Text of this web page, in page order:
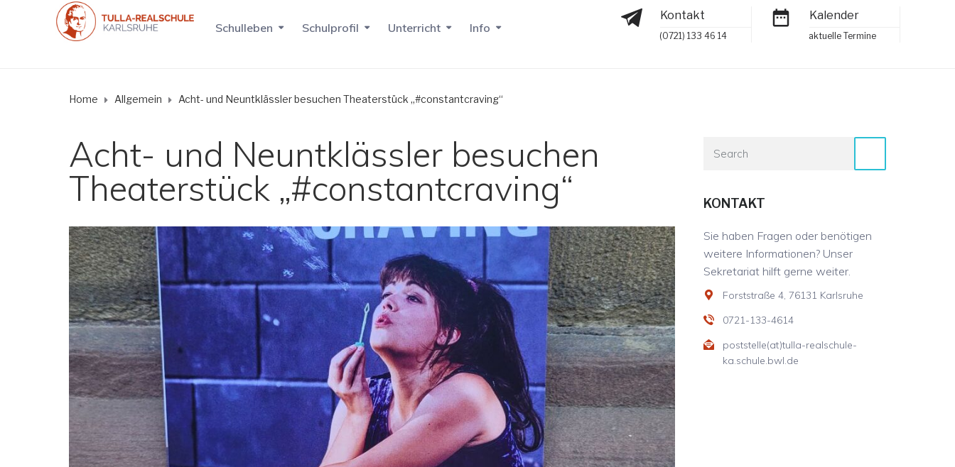
Schulleben Schulprofil Unterricht Info
Kontakt
(0721) 133 46 14
Kalender
aktuelle Termine
Home Allgemein Acht- und Neuntklässler besuchen Theaterstück „#constantcraving“
Acht- und Neuntklässler besuchen
Theaterstück „#constantcraving“
KONTAKT
Sie haben Fragen oder benötigen
weitere Informationen? Unser
Sekretariat hilft gerne weiter.
Forststraße 4, 76131 Karlsruhe
0721-133-4614
poststelle(at)tulla-realschule-
ka.schule.bwl.de